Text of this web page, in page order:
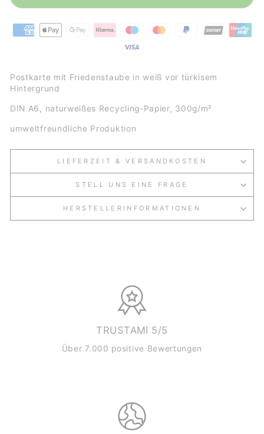
Postkarte mit Friedenstaube in weiß vor türkisem
Hintergrund
DIN A6, naturweißes Recycling-Papier, 300g/m²
umweltfreundliche Produktion
LIEFERZEIT & VERSANDKOSTEN
STELL UNS EINE FRAGE
HERSTELLERINFORMATIONEN
TRUSTAMI 5/5
Über 7.000 positive Bewertungen